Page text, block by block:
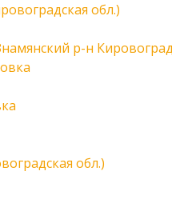
обл.)
р-н
обл.)